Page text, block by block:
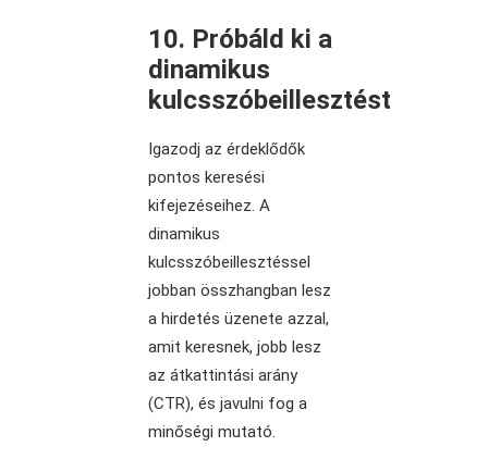
10. Próbáld ki a
dinamikus
kulcsszóbeillesztést
Igazodj az érdeklődők
pontos keresési
kifejezéseihez. A
dinamikus
kulcsszóbeillesztéssel
jobban összhangban lesz
a hirdetés üzenete azzal,
amit keresnek, jobb lesz
az átkattintási arány
(CTR), és javulni fog a
minőségi mutató.